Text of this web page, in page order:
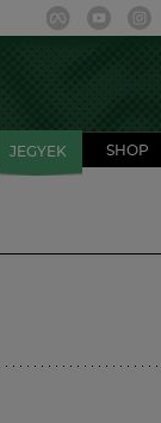
JEGYEK SHOP